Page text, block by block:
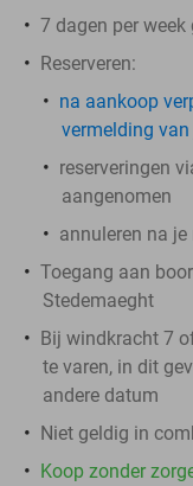
7 dagen per week
Reserveren:
​na aankoop
vermelding
reserveringen
aangenomen
annuleren na
Toegang aan
Stedemaeght
Bij windkracht 7
te varen, in dit
andere datum
Niet geldig in
Koop zonder